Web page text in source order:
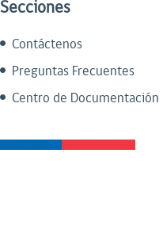
Secciones
Contáctenos
Preguntas Frecuentes
Centro de Documentación